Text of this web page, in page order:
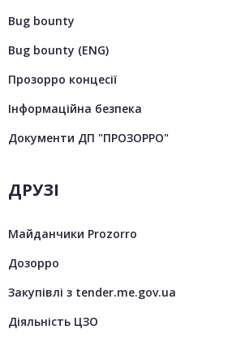
Bug bounty
Bug bounty (ENG)
Прозорро концесії
Інформаційна безпека
Документи ДП "ПРОЗОРРО"
ДРУЗІ
Майданчики Prozorro
Дозорро
Закупівлі з tender.me.gov.ua
Діяльність ЦЗО